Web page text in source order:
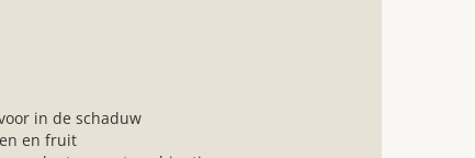
in de schaduw
en fruit